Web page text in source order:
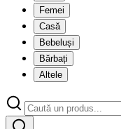
Femei
Casă
Bebeluși
Bărbați
Altele